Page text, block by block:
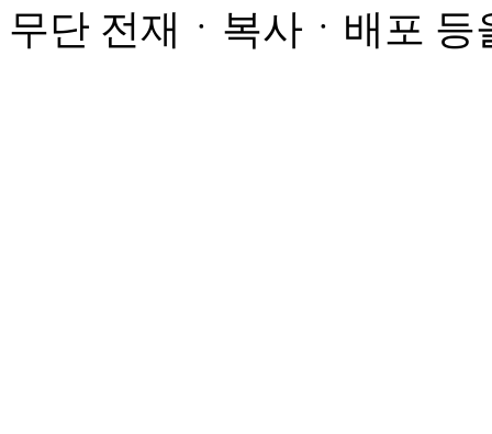
무단 전재ㆍ복사ㆍ배포 등